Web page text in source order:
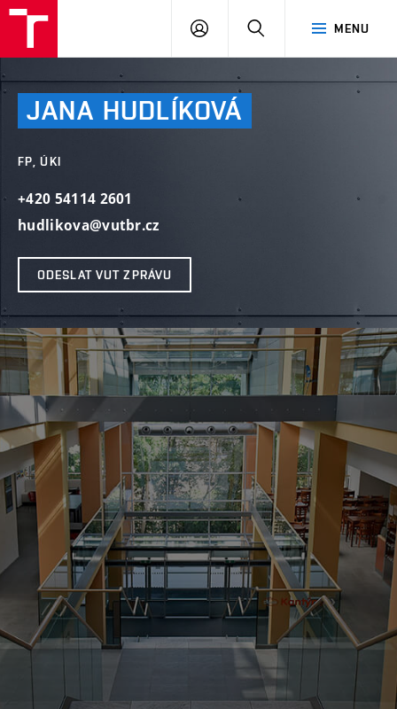
MENU
PŘIHLÁSIT
JANA HUDLÍKOVÁ
FP, ÚKI
+420 54114 2601
hudlikova@vutbr.cz
ODESLAT VUT ZPRÁVU